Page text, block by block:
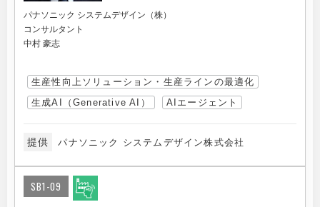
パナソニック システムデザイン（株）
コンサルタント
中村 豪志
生産性向上ソリューション・生産ラインの最適化
生成AI（Generative AI）
AIエージェント
提供 パナソニック システムデザイン株式会社
SB1-09